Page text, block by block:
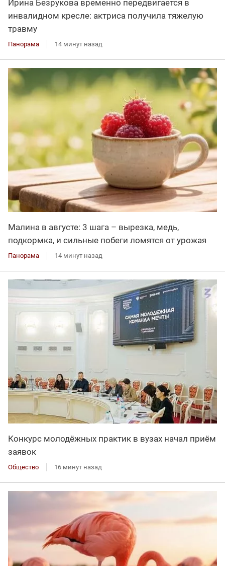
Ирина Безрукова временно передвигается в
инвалидном кресле: актриса получила тяжелую
травму
Панорама 14 минут назад
Малина в августе: 3 шага – вырезка, медь,
подкормка, и сильные побеги ломятся от урожая
Панорама 14 минут назад
Конкурс молодёжных практик в вузах начал приём
заявок
Общество 16 минут назад